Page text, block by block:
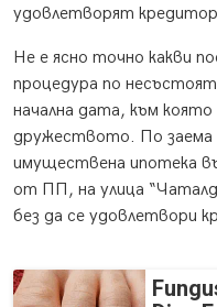
удовлетворят
Не е ясно точно какви
процедура по
начална дата, към която
дружеството. По заема
имуществена ипотека
от ПП, на улица
без да се удовлетвори